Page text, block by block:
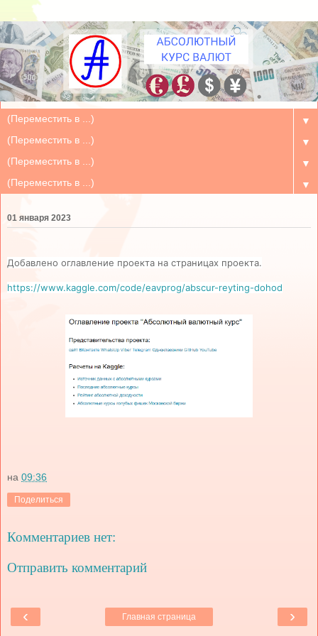
▼
▼
▼
▼
01 января 2023
Добавлено оглавление проекта на страницах проекта.
https://www.kaggle.com/code/eavprog/abscur-reyting-dohod
на 09:36
Поделиться
Комментариев нет:
Отправить комментарий
‹ ›
Главная страница